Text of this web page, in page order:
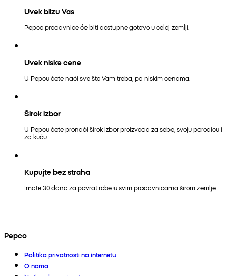
Uvek blizu Vas
Pepco prodavnice će biti dostupne gotovo u celoj zemlji.
Uvek niske cene
U Pepcu ćete naći sve što Vam treba, po niskim cenama.
Širok izbor
U Pepcu ćete pronaći širok izbor proizvoda za sebe, svoju porodicu i
za kuću.
Kupujte bez straha
Imate 30 dana za povrat robe u svim prodavnicama širom zemlje.
Pepco
Politika privatnosti na internetu
O nama